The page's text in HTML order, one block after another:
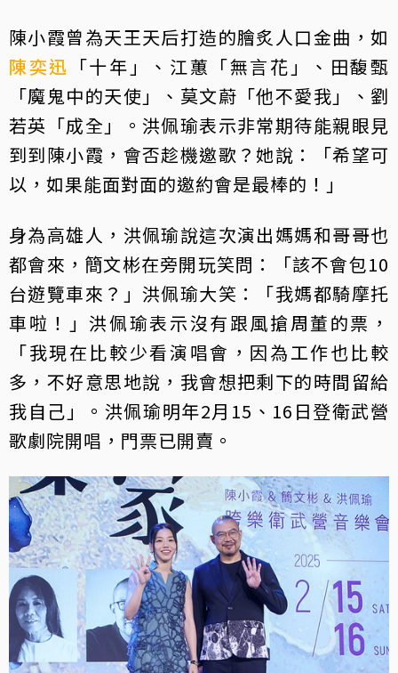
陳小霞曾為天王天后打造的膾炙人口金曲，如
陳奕迅 「十年」、江蕙「無言花」、田馥甄
「魔鬼中的天使」、莫文蔚「他不愛我」、劉
若英「成全」。洪佩瑜表示非常期待能親眼見
到到陳小霞，會否趁機邀歌？她說：「希望可
以，如果能面對面的邀約會是最棒的！」
身為高雄人，洪佩瑜說這次演出媽媽和哥哥也
都會來，簡文彬在旁開玩笑問：「該不會包10
台遊覽車來？」洪佩瑜大笑：「我媽都騎摩托
車啦！」洪佩瑜表示沒有跟風搶周董的票，
「我現在比較少看演唱會，因為工作也比較
多，不好意思地說，我會想把剩下的時間留給
我自己」。洪佩瑜明年2月15、16日登衛武營
歌劇院開唱，門票已開賣。